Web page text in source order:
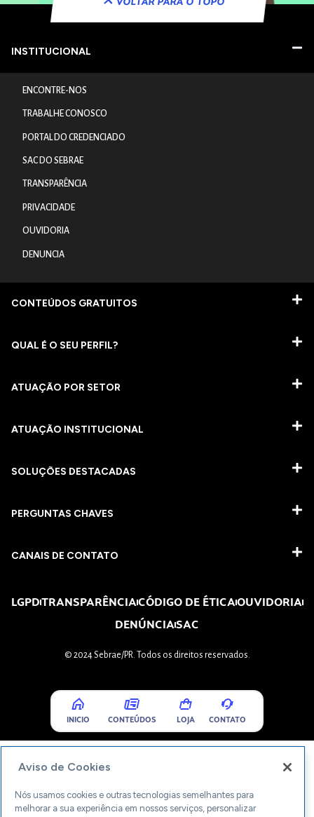
INSTITUCIONAL
ENCONTRE-NOS
TRABALHE CONOSCO
PORTAL DO CREDENCIADO
SAC DO SEBRAE
TRANSPARÊNCIA
PRIVACIDADE
OUVIDORIA
DENUNCIA
CONTEÚDOS GRATUITOS
QUAL É O SEU PERFIL?
ATUAÇÃO POR SETOR
ATUAÇÃO INSTITUCIONAL
SOLUÇÕES DESTACADAS
PERGUNTAS CHAVES​
CANAIS DE CONTATO
LGPDTRANSPARÊNCIACÓDIGO DE ÉTICAOUVIDORIA
DENÚNCIASAC
© 2024 Sebrae/PR. Todos os direitos reservados.
INICIO CONTEÚDOS LOJA CONTATO
Aviso de Cookies
Nós usamos cookies e outras tecnologias semelhantes para
melhorar a sua experiência em nossos serviços, personalizar